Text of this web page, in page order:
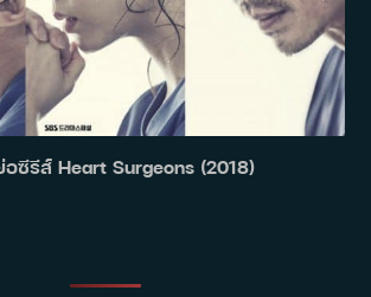
อซีรีส์ Heart Surgeons (2018)